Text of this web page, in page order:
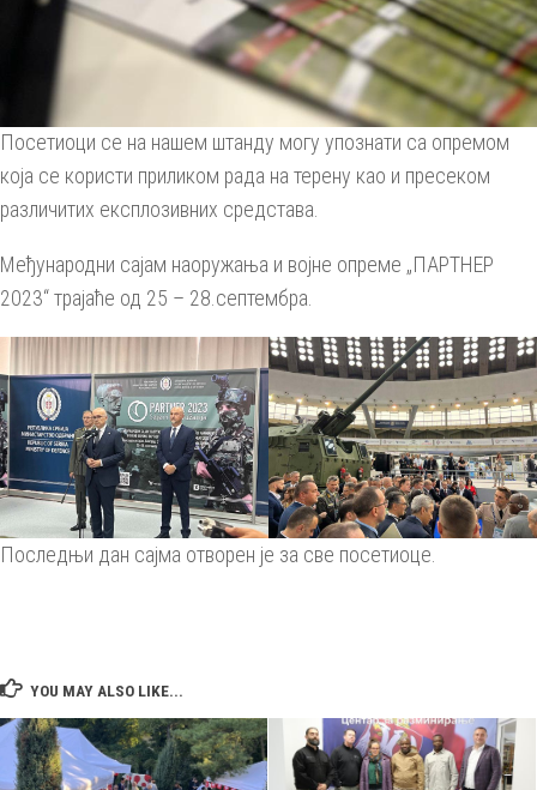
Посетиоци се на нашем штанду могу упознати са опремом
која се користи приликом рада на терену као и пресеком
различитих експлозивних средстава.
Међународни сајам наоружања и војне опреме „ПАРТНЕР
2023“ трајаће од 25 – 28.септембра.
Последњи дан сајма отворен је за све посетиоце.
YOU MAY ALSO LIKE...